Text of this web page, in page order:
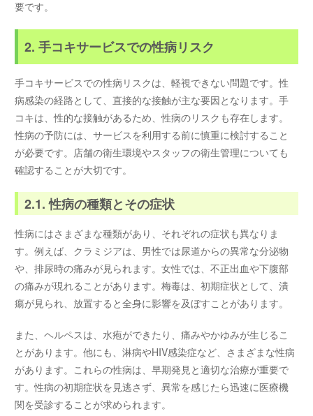
要です。
2. 手コキサービスでの性病リスク
手コキサービスでの性病リスクは、軽視できない問題です。性
病感染の経路として、直接的な接触が主な要因となります。手
コキは、性的な接触があるため、性病のリスクも存在します。
性病の予防には、サービスを利用する前に慎重に検討すること
が必要です。店舗の衛生環境やスタッフの衛生管理についても
確認することが大切です。
2.1. 性病の種類とその症状
性病にはさまざまな種類があり、それぞれの症状も異なりま
す。例えば、クラミジアは、男性では尿道からの異常な分泌物
や、排尿時の痛みが見られます。女性では、不正出血や下腹部
の痛みが現れることがあります。梅毒は、初期症状として、潰
瘍が見られ、放置すると全身に影響を及ぼすことがあります。
また、ヘルペスは、水疱ができたり、痛みやかゆみが生じるこ
とがあります。他にも、淋病やHIV感染症など、さまざまな性病
があります。これらの性病は、早期発見と適切な治療が重要で
す。性病の初期症状を見逃さず、異常を感じたら迅速に医療機
関を受診することが求められます。